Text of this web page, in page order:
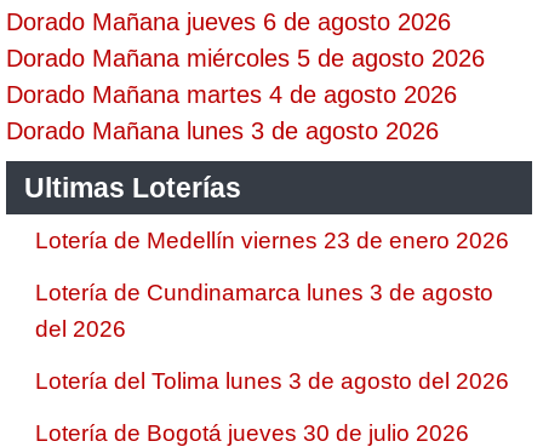
Dorado Mañana jueves 6 de agosto 2026
Dorado Mañana miércoles 5 de agosto 2026
Dorado Mañana martes 4 de agosto 2026
Dorado Mañana lunes 3 de agosto 2026
Ultimas Loterías
Lotería de Medellín viernes 23 de enero 2026
Lotería de Cundinamarca lunes 3 de agosto
del 2026
Lotería del Tolima lunes 3 de agosto del 2026
Lotería de Bogotá jueves 30 de julio 2026